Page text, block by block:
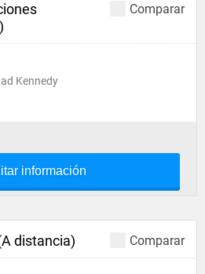
Comparar
Kennedy
información
Comparar
distancia)